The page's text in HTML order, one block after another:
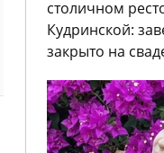
столичном
Кудринской:
закрыто на